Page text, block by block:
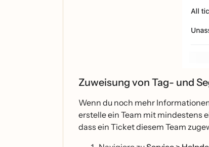
Zuweisung von Tag- und
Wenn du noch mehr
erstelle ein Team mit mindestens
dass ein Ticket diesem Team